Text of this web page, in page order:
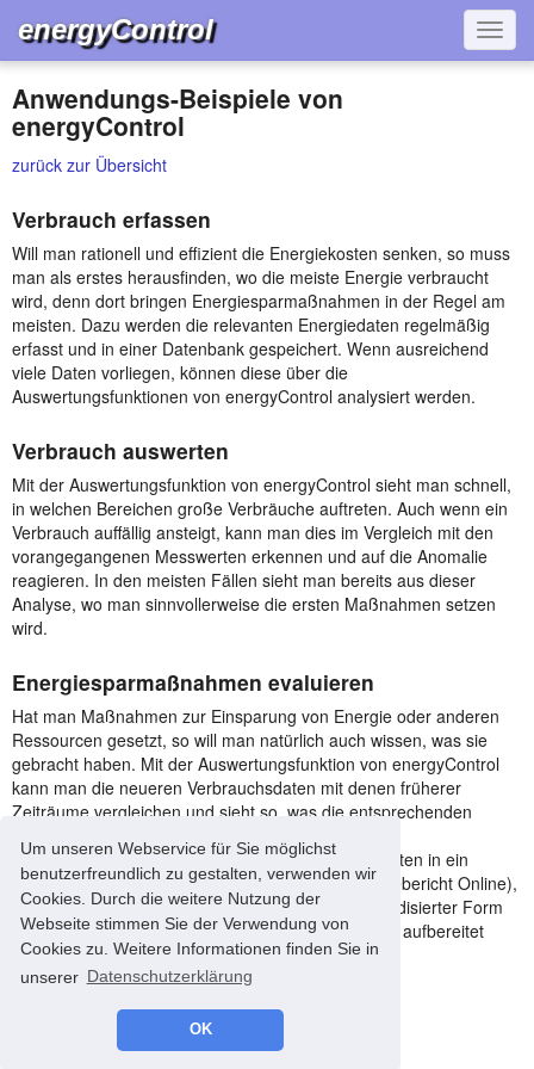
Um unseren Webservice für Sie möglichst
benutzerfreundlich zu gestalten, verwenden wir
Cookies. Durch die weitere Nutzung der
Webseite stimmen Sie der Verwendung von
Cookies zu. Weitere Informationen finden Sie in
unserer Datenschutzerklärung
OK
energyControl
Anwendungs-Beispiele von
energyControl
zurück zur Übersicht
Verbrauch erfassen
Will man rationell und effizient die Energiekosten senken, so muss
man als erstes herausfinden, wo die meiste Energie verbraucht
wird, denn dort bringen Energiesparmaßnahmen in der Regel am
meisten. Dazu werden die relevanten Energiedaten regelmäßig
erfasst und in einer Datenbank gespeichert. Wenn ausreichend
viele Daten vorliegen, können diese über die
Auswertungsfunktionen von energyControl analysiert werden.
Verbrauch auswerten
Mit der Auswertungsfunktion von energyControl sieht man schnell,
in welchen Bereichen große Verbräuche auftreten. Auch wenn ein
Verbrauch auffällig ansteigt, kann man dies im Vergleich mit den
vorangegangenen Messwerten erkennen und auf die Anomalie
reagieren. In den meisten Fällen sieht man bereits aus dieser
Analyse, wo man sinnvollerweise die ersten Maßnahmen setzen
wird.
Energiesparmaßnahmen evaluieren
Hat man Maßnahmen zur Einsparung von Energie oder anderen
Ressourcen gesetzt, so will man natürlich auch wissen, was sie
gebracht haben. Mit der Auswertungsfunktion von energyControl
kann man die neueren Verbrauchsdaten mit denen früherer
Zeiträume vergleichen und sieht so, was die entsprechenden
Eine weitere Möglichkeit ist die Übertragung der Daten in ein
spezielles Berichtsprogramm wie z.B. EBO (Energiebericht Online),
mit dem die Ergebnisse in verdichteter und standardisierter Form
für einen Bericht z.B. an die Entscheidungsgremien aufbereitet
werden können.
zurück zur Übersicht
© 2008-2026 energyControl -Impressum-Datenschutz